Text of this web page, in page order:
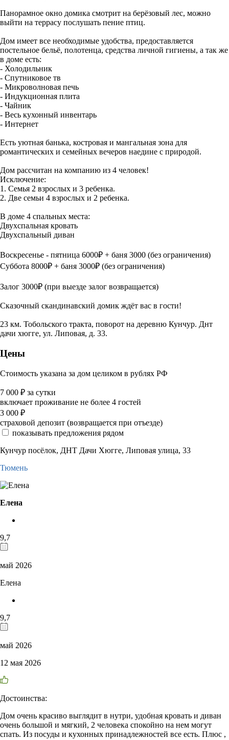
Панорамное окно домика смотрит на берёзовый лес, можно
выйти на террасу послушать пение птиц.
Дом имеет все необходимые удобства, предоставляется
постельное бельё, полотенца, средства личной гигиены, а так же
в доме есть:
- Холодильник
- Спутниковое тв
- Микроволновая печь
- Индукционная плита
- Чайник
- Весь кухонный инвентарь
- Интернет
Есть уютная банька, костровая и мангальная зона для
романтических и семейных вечеров наедине с природой.
Дом рассчитан на компанию из 4 человек!
Исключение:
1. Семья 2 взрослых и 3 ребенка.
2. Две семьи 4 взрослых и 2 ребенка.
В доме 4 спальных места:
Двухспальная кровать
Двухспальный диван
Воскресенье - пятница 6000₽ + баня 3000 (без ограничения)
Суббота 8000₽ + баня 3000₽ (без ограничения)
Залог 3000₽ (при выезде залог возвращается)
Сказочный скандинавский домик ждёт вас в гости!
23 км. Тобольского тракта, поворот на деревню Кунчур. Днт
дачи хюгге, ул. Липовая, д. 33.
Цены
Стоимость указана за дом целиком в рублях РФ
7 000 ₽ за сутки
включает проживание не более 4 гостей
3 000 ₽
страховой депозит (возвращается при отъезде)
показывать предложения рядом
Кунчур посёлок, ДНТ Дачи Хюгге, Липовая улица, 33
Тюмень
Елена
9,7
май 2026
Елена
9,7
май 2026
12 мая 2026
Достоинства:
Дом очень красиво выглядит в нутри, удобная кровать и диван
очень большой и мягкий, 2 человека спокойно на нем могут
спать. Из посуды и кухонных принадлежностей все есть. Плюс ,